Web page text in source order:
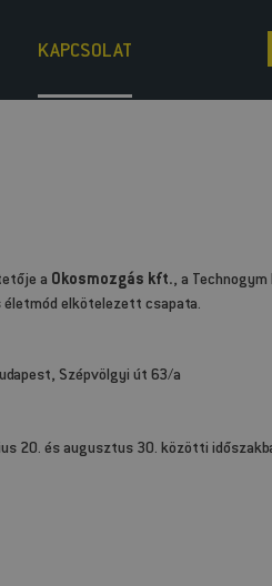
KAPCSOLAT
a Okosmozgás kft., a
életmód elkötelezett csapata.
Szépvölgyi út 63/a
20. és augusztus 30. közötti